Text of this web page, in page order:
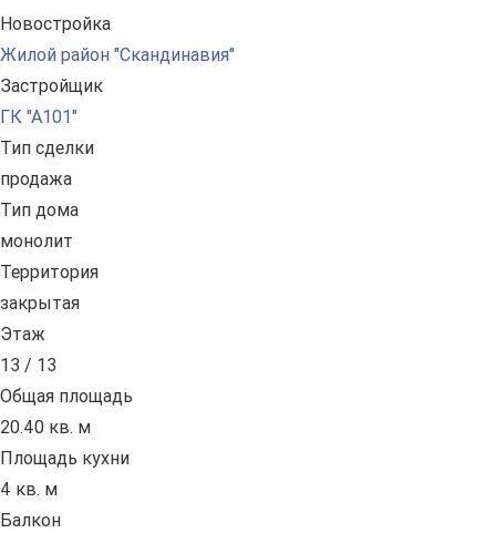
Новостройка
Жилой район "Скандинавия"
Застройщик
ГК "А101"
Тип сделки
продажа
Тип дома
монолит
Территория
закрытая
Этаж
13 / 13
Общая площадь
20.40 кв. м
Площадь кухни
4 кв. м
Балкон